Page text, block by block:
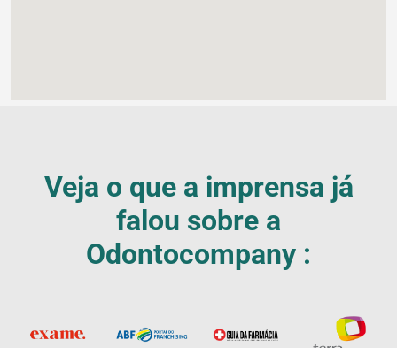
Blog
Veja o que a imprensa já
falou sobre a
Odontocompany :